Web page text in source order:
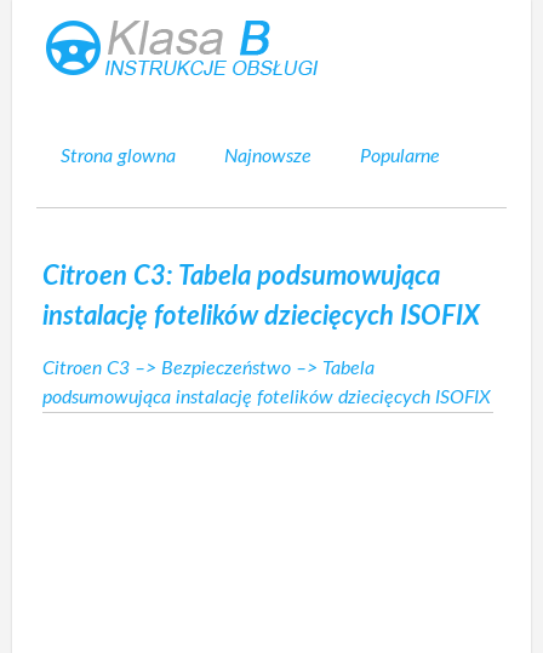
Strona glowna Najnowsze Popularne
Citroen C3: Tabela podsumowująca
instalację fotelików dziecięcych ISOFIX
Citroen C3 –> Bezpieczeństwo –> Tabela
podsumowująca instalację fotelików dziecięcych ISOFIX